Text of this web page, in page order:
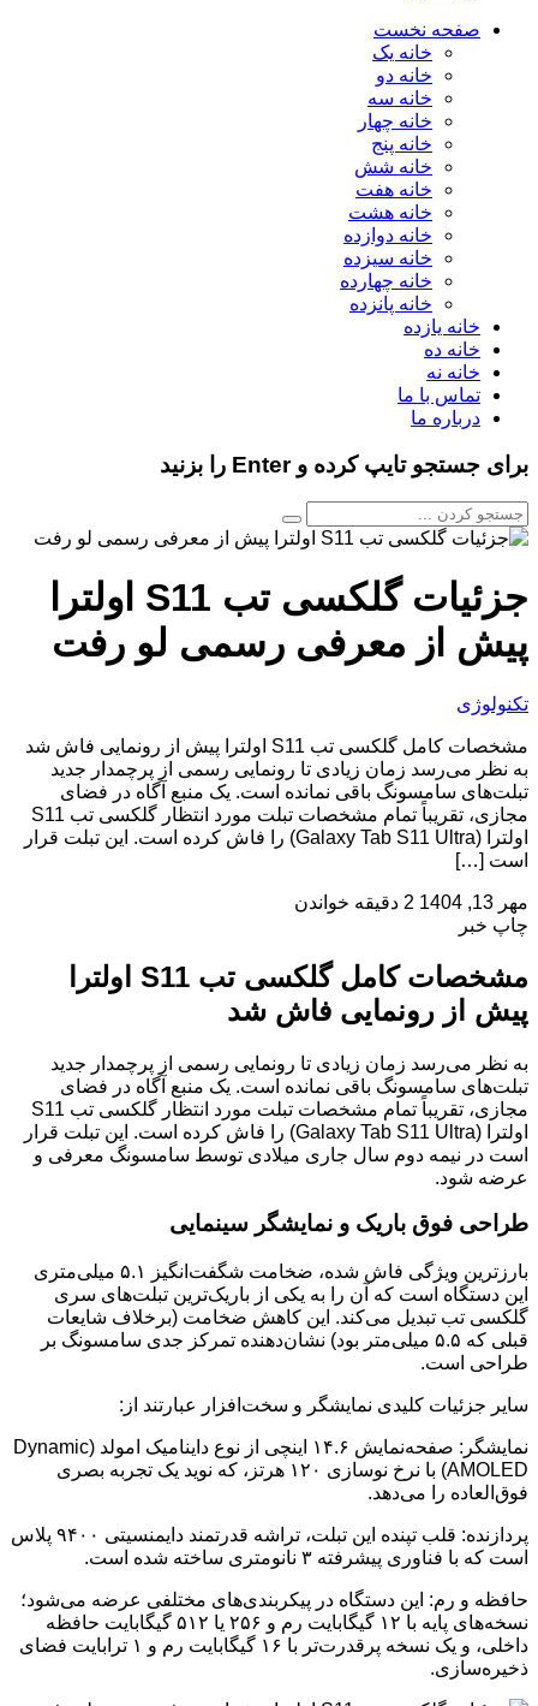
صفحه نخست
خانه یک
خانه دو
خانه سه
خانه چهار
خانه پنج
خانه شش
خانه هفت
خانه هشت
خانه دوازده
خانه سیزده
خانه چهارده
خانه پانزده
خانه یازده
خانه ده
خانه نه
تماس با ما
درباره ما
برای جستجو تایپ کرده و Enter را بزنید
جزئیات گلکسی تب S11 اولترا
پیش از معرفی رسمی لو رفت
تکنولوژی
مشخصات کامل گلکسی تب S11 اولترا پیش از رونمایی فاش شد
به نظر می‌رسد زمان زیادی تا رونمایی رسمی از پرچمدار جدید
تبلت‌های سامسونگ باقی نمانده است. یک منبع آگاه در فضای
مجازی، تقریباً تمام مشخصات تبلت مورد انتظار گلکسی تب S11
اولترا (Galaxy Tab S11 Ultra) را فاش کرده است. این تبلت قرار
است […]
مهر 13, 1404
2 دقیقه خواندن
چاپ خبر
مشخصات کامل گلکسی تب S11 اولترا
پیش از رونمایی فاش شد
به نظر می‌رسد زمان زیادی تا رونمایی رسمی از پرچمدار جدید
تبلت‌های سامسونگ باقی نمانده است. یک منبع آگاه در فضای
مجازی، تقریباً تمام مشخصات تبلت مورد انتظار گلکسی تب S11
اولترا (Galaxy Tab S11 Ultra) را فاش کرده است. این تبلت قرار
است در نیمه دوم سال جاری میلادی توسط سامسونگ معرفی و
عرضه شود.
طراحی فوق باریک و نمایشگر سینمایی
بارزترین ویژگی فاش شده، ضخامت شگفت‌انگیز ۵.۱ میلی‌متری
این دستگاه است که آن را به یکی از باریک‌ترین تبلت‌های سری
گلکسی تب تبدیل می‌کند. این کاهش ضخامت (برخلاف شایعات
قبلی که ۵.۵ میلی‌متر بود) نشان‌دهنده تمرکز جدی سامسونگ بر
طراحی است.
سایر جزئیات کلیدی نمایشگر و سخت‌افزار عبارتند از:
نمایشگر: صفحه‌نمایش ۱۴.۶ اینچی از نوع داینامیک امولد (Dynamic
AMOLED) با نرخ نوسازی ۱۲۰ هرتز، که نوید یک تجربه بصری
فوق‌العاده را می‌دهد.
پردازنده: قلب تپنده این تبلت، تراشه قدرتمند دایمنسیتی ۹۴۰۰ پلاس
است که با فناوری پیشرفته ۳ نانومتری ساخته شده است.
حافظه و رم: این دستگاه در پیکربندی‌های مختلفی عرضه می‌شود؛
نسخه‌های پایه با ۱۲ گیگابایت رم و ۲۵۶ یا ۵۱۲ گیگابایت حافظه
داخلی، و یک نسخه پرقدرت‌تر با ۱۶ گیگابایت رم و ۱ ترابایت فضای
ذخیره‌سازی.